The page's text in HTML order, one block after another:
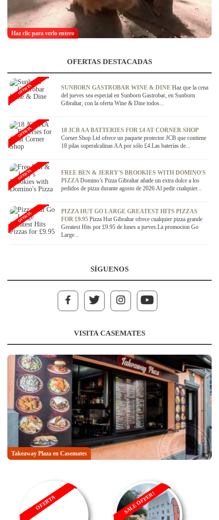
Haz clic para verlo entero
OFERTAS DESTACADAS
SUNBORN GASTROBAR WINE & DINE Haz que la cena
del jueves sea especial en Sunborn Gastrobar, en Sunborn
Gibraltar, con la oferta Wine & Dine todos...
OFERTA
18 JCB AA BATTERIES FOR £4 AT CORNER SHOP
Corner Shop Ltd ofrece un paquete protector JCB que contiene
18 pilas superalcalinas AA por sólo £4.Las baterías de...
OFERTA
FREE BEN & JERRY'S BROOKIES WITH DOMINO'S
PIZZADomino’s Pizza Gibraltar añade un extra dulce a los
pedidos de pizza durante agosto de 2026.Al pedir cualquier...
OFERTA
PIZZA HUT GO LARGE GREATEST HITS PIZZAS
FOR £9.95 Pizza Hut Gibraltar ofrece cualquier pizza grande
Greatest Hits por £9.95 de lunes a jueves.La promocion Go
Large...
OFERTA
SÍGUENOS
VISITA CASEMATES
Takeaway Plaza en Casemates
Rock Fish & Chips en Casemates
OFERTA SALE OFFER!